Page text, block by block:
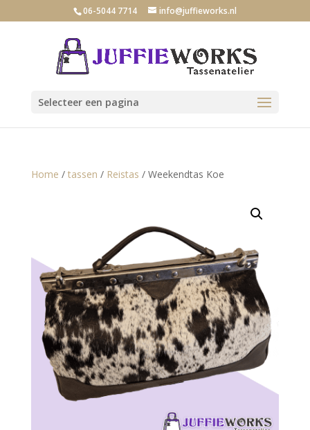
06-5044 7714 info@juffieworks.nl
Selecteer een pagina
Home / tassen / Reistas / Weekendtas Koe